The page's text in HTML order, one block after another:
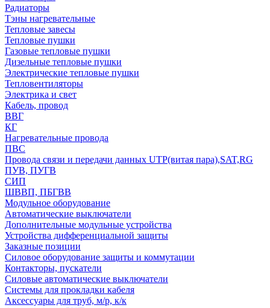
Радиаторы
Тэны нагревательные
Тепловые завесы
Тепловые пушки
Газовые тепловые пушки
Дизельные тепловые пушки
Электрические тепловые пушки
Тепловентиляторы
Электрика и свет
Кабель, провод
ВВГ
КГ
Нагревательные провода
ПВС
Провода связи и передачи данных UTP(витая пара),SAT,RG
ПУВ, ПУГВ
СИП
ШВВП, ПБГВВ
Модульное оборудование
Автоматические выключатели
Дополнительные модульные устройства
Устройства дифференциальной защиты
Заказные позиции
Силовое оборудование защиты и коммутации
Контакторы, пускатели
Силовые автоматические выключатели
Системы для прокладки кабеля
Аксессуары для труб, м/р, к/к